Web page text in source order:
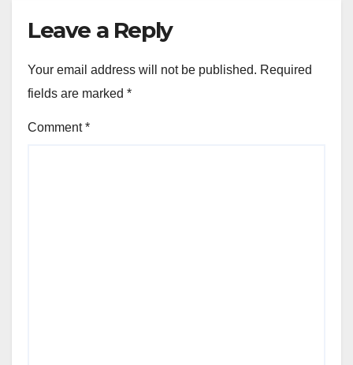
Leave a Reply
Your email address will not be published. Required
fields are marked *
Comment*